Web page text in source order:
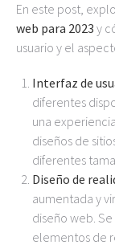
En este post,
web para 2023 y
usuario y el
Interfaz de
diferentes
una
diseños de
diferentes
Diseño de
aumentada y
diseño web.
elementos de